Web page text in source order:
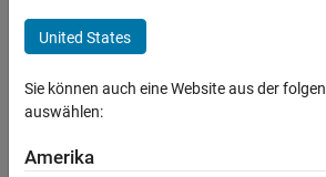
Advanced Support
Information Technology
Quality Engineering
Release Engineering
Software Process Engineering
+7
Derzeit
United States
Sie können auch eine Website aus der
auswählen:
Amerika